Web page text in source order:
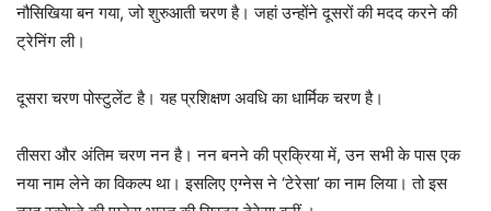
नौसिखिया बन गया, जो शुरुआती चरण है। जहां उन्होंने दूसरों की मदद करने की
ट्रेनिंग ली।
दूसरा चरण पोस्टुलेंट है। यह प्रशिक्षण अवधि का धार्मिक चरण है।
तीसरा और अंतिम चरण नन है। नन बनने की प्रक्रिया में, उन सभी के पास एक
नया नाम लेने का विकल्प था। इसलिए एग्नेस ने ‘टेरेसा’ का नाम लिया। तो इस